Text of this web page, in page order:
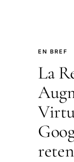
EN BREF
La